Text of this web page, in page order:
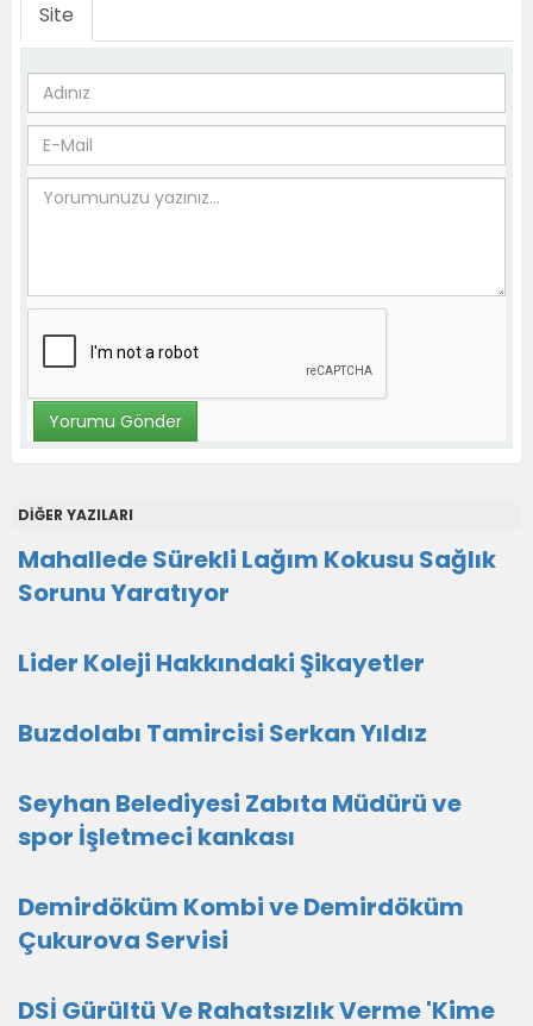
Site
DİĞER YAZILARI
Mahallede Sürekli Lağım Kokusu Sağlık
Sorunu Yaratıyor
Lider Koleji Hakkındaki Şikayetler
Buzdolabı Tamircisi Serkan Yıldız
Seyhan Belediyesi Zabıta Müdürü ve
spor İşletmeci kankası
Demirdöküm Kombi ve Demirdöküm
Çukurova Servisi
DSİ Gürültü Ve Rahatsızlık Verme 'Kime